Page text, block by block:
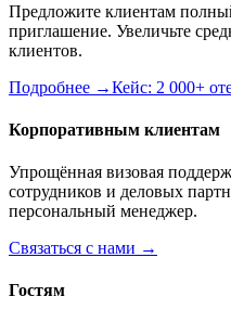
Предложите клиентам
приглашение. Увеличьте
клиентов.
Подробнее →Кейс: 2 000+
Корпоративным клиентам
Упрощённая визовая
сотрудников и деловых
персональный менеджер.
Связаться с нами →
Гостям